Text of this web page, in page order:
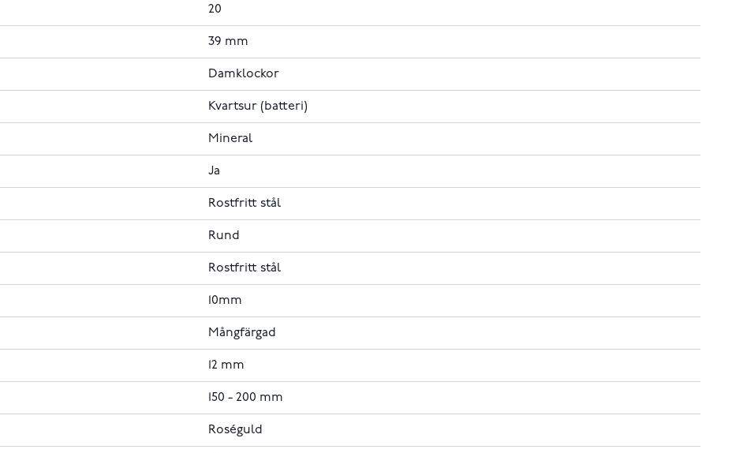
20
39 mm
Damklockor
Kvartsur (batteri)
Mineral
Ja
Rostfritt stål
Rund
Rostfritt stål
10mm
Mångfärgad
12 mm
150 - 200 mm
Roséguld